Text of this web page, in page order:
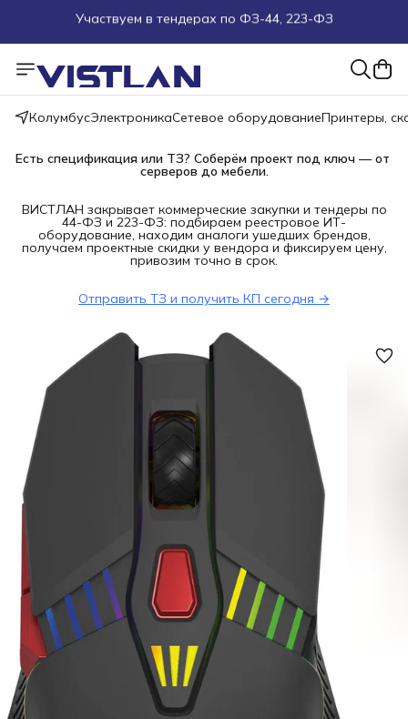
Пуско-наладочные работы
Пришлите запрос на e-mail или в чат
Более 100 000 позиций в наличии и под заказ
КолумбусЭлектроникаСетевое оборудованиеПринтеры,
Есть спецификация или ТЗ? Соберём проект под ключ — от
серверов до мебели.
ВИСТЛАН закрывает коммерческие закупки и тендеры по
44-ФЗ и 223-ФЗ: подбираем реестровое ИТ-
оборудование, находим аналоги ушедших брендов,
получаем проектные скидки у вендора и фиксируем цену,
привозим точно в срок.
Отправить ТЗ и получить КП сегодня →